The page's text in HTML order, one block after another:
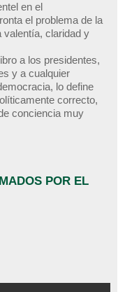
en el
el problema de la
valentía, claridad y
a los presidentes,
y a cualquier
lo define
correcto,
conciencia muy
POR EL